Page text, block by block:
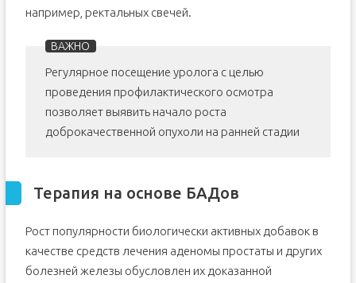
например, ректальных свечей.
Регулярное посещение уролога с целью
проведения профилактического осмотра
позволяет выявить начало роста
доброкачественной опухоли на ранней стадии
Терапия на основе БАДов
Рост популярности биологически активных добавок в
качестве средств лечения аденомы простаты и других
болезней железы обусловлен их доказанной